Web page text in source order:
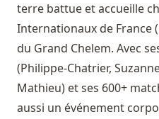
terre battue et accueille
Internationaux de France
du Grand Chelem. Avec
(Philippe-Chatrier,
Mathieu) et ses 600+
aussi un événement